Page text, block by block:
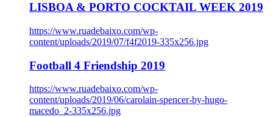
LISBOA & PORTO COCKTAIL WEEK 2019
https://www.ruadebaixo.com/wp-
content/uploads/2019/07/f4f2019-335x256.jpg
Football 4 Friendship 2019
https://www.ruadebaixo.com/wp-
content/uploads/2019/06/carolain-spencer-by-hugo-
macedo_2-335x256.jpg